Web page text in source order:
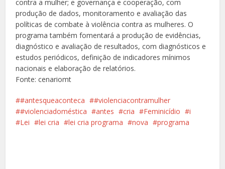
contra a mulher; e governança e cooperação, com
produção de dados, monitoramento e avaliação das
políticas de combate à violência contra as mulheres. O
programa também fomentará a produção de evidências,
diagnóstico e avaliação de resultados, com diagnósticos e
estudos periódicos, definição de indicadores mínimos
nacionais e elaboração de relatórios.
Fonte: cenariomt
#antesqueaconteca
#violenciacontramulher
#violenciadoméstica
antes cria Feminicídio
i
Lei
lei cria lei cria programa nova programa